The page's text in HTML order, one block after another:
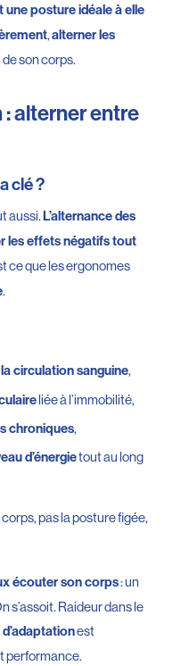
une posture idéale à elle
,alterner les
son corps.
alterner entre
clé ?
aussi.L’alternance des
les effets négatifs tout
ce que les ergonomes
.
circulation sanguine,
liée à l’immobilité,
chroniques,
d’énergietout au long
pas la posture figée,
écouter son corps: un
s’assoit. Raideur dans le
est
performance.